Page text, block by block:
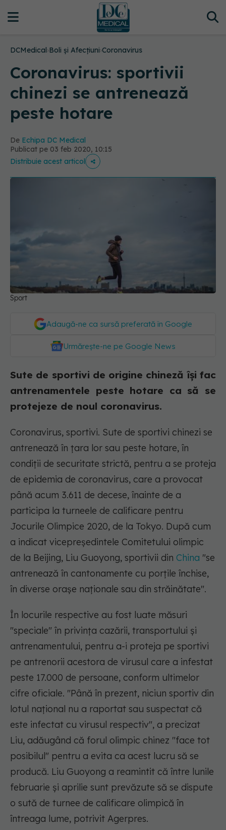
DCMedical›Boli și Afecțiuni›Coronavirus
Coronavirus: sportivii
chinezi se antrenează
peste hotare
De Echipa DC Medical
Publicat pe 03 feb 2020, 10:15
Distribuie acest articol
Sport
Adaugă-ne ca sursă preferată în Google
Urmărește-ne pe Google News
Sute de sportivi de origine chineză își fac
antrenamentele peste hotare ca să se
protejeze de noul coronavirus.
Coronavirus, sportivi. Sute de sportivi chinezi se
antrenează în ţara lor sau peste hotare, în
condiţii de securitate strictă, pentru a se proteja
de epidemia de coronavirus, care a provocat
până acum 3.611 de decese, înainte de a
participa la turneele de calificare pentru
Jocurile Olimpice 2020, de la Tokyo. După cum
a indicat vicepreşedintele Comitetului olimpic
de la Beijing, Liu Guoyong, sportivii din China "se
antrenează în cantonamente cu porţile închise,
în diverse oraşe naţionale sau din străinătate".
În locurile respective au fost luate măsuri
"speciale" în privinţa cazării, transportului şi
antrenamentului, pentru a-i proteja pe sportivi
pe antrenorii acestora de virusul care a infestat
peste 17.000 de persoane, conform ultimelor
cifre oficiale. "Până în prezent, niciun sportiv din
lotul naţional nu a raportat sau suspectat că
este infectat cu virusul respectiv", a precizat
Liu, adăugând că forul olimpic chinez "face tot
posibilul" pentru a evita ca acest lucru să se
producă. Liu Guoyong a reamintit că între lunile
februarie şi aprilie sunt prevăzute să se dispute
o sută de turnee de calificare olimpică în
întreaga lume, potrivit Agerpres.